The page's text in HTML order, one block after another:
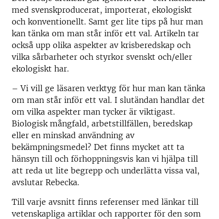
med svenskproducerat, importerat, ekologiskt
och konventionellt. Samt ger lite tips på hur man
kan tänka om man står inför ett val. Artikeln tar
också upp olika aspekter av krisberedskap och
vilka sårbarheter och styrkor svenskt och/eller
ekologiskt har.
– Vi vill ge läsaren verktyg för hur man kan tänka
om man står inför ett val. I slutändan handlar det
om vilka aspekter man tycker är viktigast.
Biologisk mångfald, arbetstillfällen, beredskap
eller en minskad användning av
bekämpningsmedel? Det finns mycket att ta
hänsyn till och förhoppningsvis kan vi hjälpa till
att reda ut lite begrepp och underlätta vissa val,
avslutar Rebecka.
Till varje avsnitt finns referenser med länkar till
vetenskapliga artiklar och rapporter för den som